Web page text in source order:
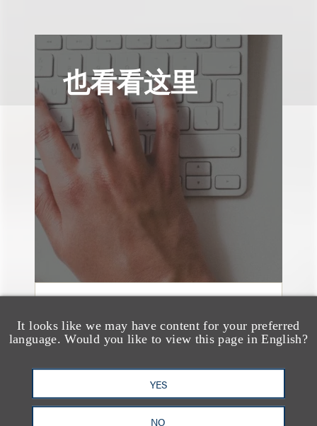
It looks like we may have content for your preferred
language. Would you like to view this page in English?
YES
NO
也看看这里
媒体报道
Loeb & Loeb Adds